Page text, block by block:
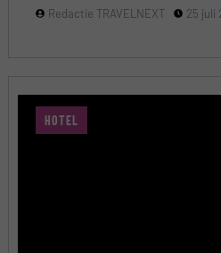
Redactie TRAVELNEXT 25 juli
HOTEL